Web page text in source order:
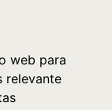
web para
relevante